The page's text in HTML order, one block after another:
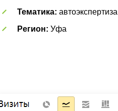
Тематика: автоэкспертиза
Регион: Уфа